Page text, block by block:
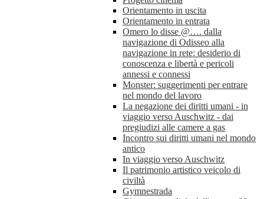
Orientamento in uscita
Orientamento in entrata
Omero lo disse @…. dalla
navigazione di Odisseo alla
navigazione in rete: desiderio di
conoscenza e libertà e pericoli
annessi e connessi
Monster: suggerimenti per entrare
nel mondo del lavoro
La negazione dei diritti umani - in
viaggio verso Auschwitz - dai
pregiudizi alle camere a gas
Incontro sui diritti umani nel mondo
antico
In viaggio verso Auschwitz
Il patrimonio artistico veicolo di
civiltà
Gymnestrada